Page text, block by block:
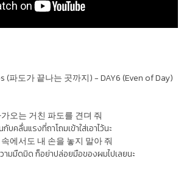
(파도가 끝나는 곳까지) - DAY6 (Even of Day)
오는 거친 파도를 견뎌 줘
บคลื่นแรงที่ถาโถมเข้าใส่เอาไว้นะ
에서도 내 손을 놓지 말아 줘
ามมืดมิด ก็อย่าปล่อยมือของผมไปเลยนะ